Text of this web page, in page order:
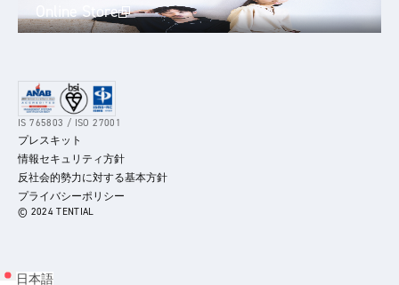
Online Store
IS 765803 / ISO 27001
プレスキット
情報セキュリティ方針
反社会的勢力に対する基本方針
プライバシーポリシー
© 2024 TENTIAL
日本語